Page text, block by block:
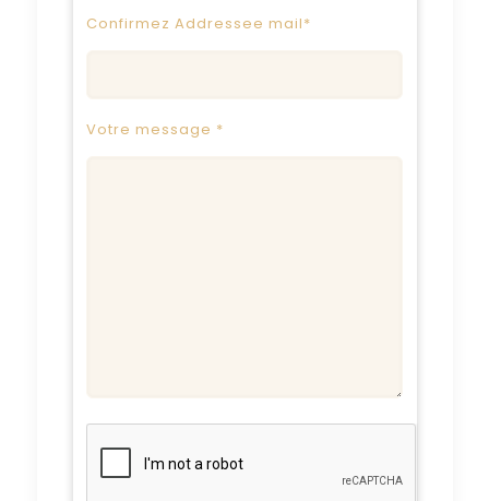
Confirmez Addressee mail*
Votre message *